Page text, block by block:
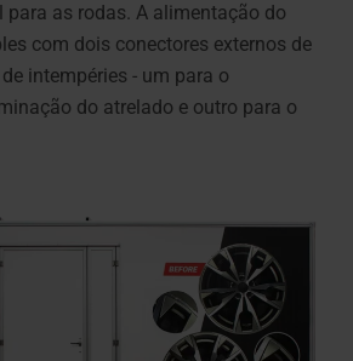
para as rodas. A alimentação do
com dois conectores externos de
intempéries - um para o
do atrelado e outro para o